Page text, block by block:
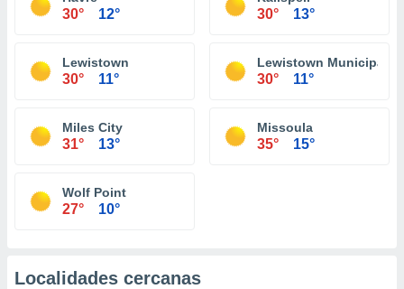
30° 12° 30° 13°
Lewistown
30° 11°
Lewistown Municipal
30° 11°
Miles City
31° 13°
Missoula
35° 15°
Wolf Point
27° 10°
Localidades cercanas